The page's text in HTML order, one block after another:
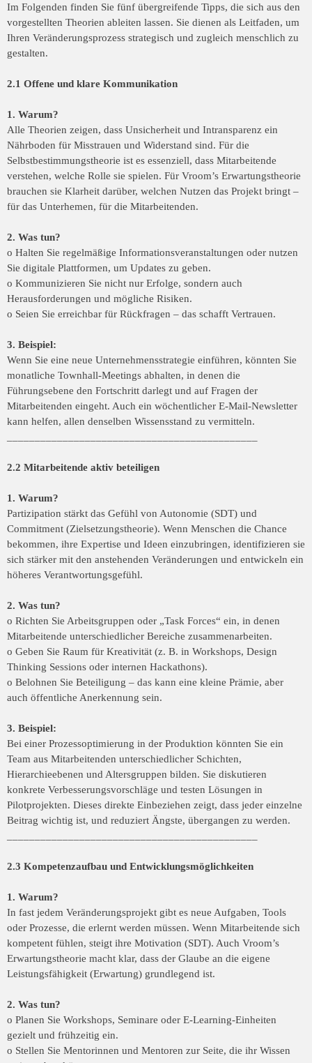
Im Folgenden finden Sie fünf übergreifende Tipps, die sich aus den
vorgestellten Theorien ableiten lassen. Sie dienen als Leitfaden, um
Ihren Veränderungsprozess strategisch und zugleich menschlich zu
gestalten.
2.1 Offene und klare Kommunikation
1. Warum?
Alle Theorien zeigen, dass Unsicherheit und Intransparenz ein
Nährboden für Misstrauen und Widerstand sind. Für die
Selbstbestimmungstheorie ist es essenziell, dass Mitarbeitende
verstehen, welche Rolle sie spielen. Für Vroom’s Erwartungstheorie
brauchen sie Klarheit darüber, welchen Nutzen das Projekt bringt –
für das Unterhemen, für die Mitarbeitenden.
2. Was tun?
o Halten Sie regelmäßige Informationsveranstaltungen oder nutzen
Sie digitale Plattformen, um Updates zu geben.
o Kommunizieren Sie nicht nur Erfolge, sondern auch
Herausforderungen und mögliche Risiken.
o Seien Sie erreichbar für Rückfragen – das schafft Vertrauen.
3. Beispiel:
Wenn Sie eine neue Unternehmensstrategie einführen, könnten Sie
monatliche Townhall-Meetings abhalten, in denen die
Führungsebene den Fortschritt darlegt und auf Fragen der
Mitarbeitenden eingeht. Auch ein wöchentlicher E-Mail-Newsletter
kann helfen, allen denselben Wissensstand zu vermitteln.
2.2 Mitarbeitende aktiv beteiligen
1. Warum?
Partizipation stärkt das Gefühl von Autonomie (SDT) und
Commitment (Zielsetzungstheorie). Wenn Menschen die Chance
bekommen, ihre Expertise und Ideen einzubringen, identifizieren sie
sich stärker mit den anstehenden Veränderungen und entwickeln ein
höheres Verantwortungsgefühl.
2. Was tun?
o Richten Sie Arbeitsgruppen oder „Task Forces“ ein, in denen
Mitarbeitende unterschiedlicher Bereiche zusammenarbeiten.
o Geben Sie Raum für Kreativität (z. B. in Workshops, Design
Thinking Sessions oder internen Hackathons).
o Belohnen Sie Beteiligung – das kann eine kleine Prämie, aber
auch öffentliche Anerkennung sein.
3. Beispiel:
Bei einer Prozessoptimierung in der Produktion könnten Sie ein
Team aus Mitarbeitenden unterschiedlicher Schichten,
Hierarchieebenen und Altersgruppen bilden. Sie diskutieren
konkrete Verbesserungsvorschläge und testen Lösungen in
Pilotprojekten. Dieses direkte Einbeziehen zeigt, dass jeder einzelne
Beitrag wichtig ist, und reduziert Ängste, übergangen zu werden.
2.3 Kompetenzaufbau und Entwicklungsmöglichkeiten
1. Warum?
In fast jedem Veränderungsprojekt gibt es neue Aufgaben, Tools
oder Prozesse, die erlernt werden müssen. Wenn Mitarbeitende sich
kompetent fühlen, steigt ihre Motivation (SDT). Auch Vroom’s
Erwartungstheorie macht klar, dass der Glaube an die eigene
Leistungsfähigkeit (Erwartung) grundlegend ist.
2. Was tun?
o Planen Sie Workshops, Seminare oder E-Learning-Einheiten
gezielt und frühzeitig ein.
o Stellen Sie Mentorinnen und Mentoren zur Seite, die ihr Wissen